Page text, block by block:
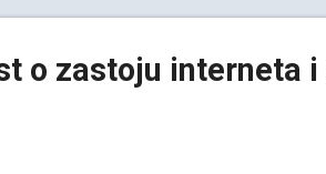
o zastoju interneta